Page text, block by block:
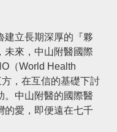
建立長期深厚的『夥
未來，中山附醫國際
（World Health
，在互信的基礎下討
。中山附醫的國際醫
的愛，即便遠在七千